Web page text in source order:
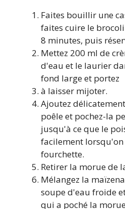
Faites bouillir une
faites cuire le
8 minutes, puis
Mettez 200 ml de
d'eau et le laurier
fond large et portez
à laisser mijoter.
Ajoutez
poêle et pochez-la
jusqu'à ce que le
facilement lorsqu'on
fourchette.
Retirer la morue de
Mélangez la
soupe d'eau froide
qui a poché la